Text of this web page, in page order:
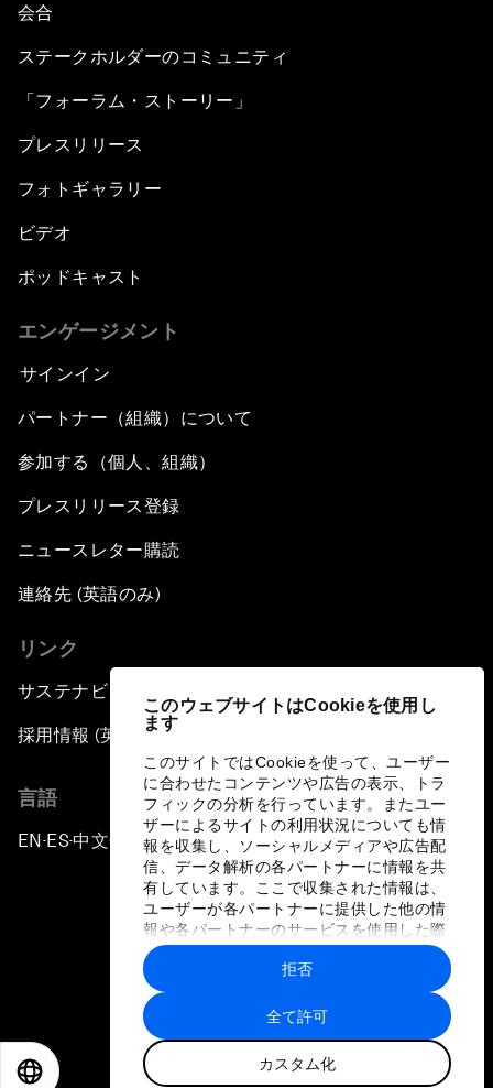
このウェブサイトはCookieを使用し
ます
このサイトではCookieを使って、ユーザー
に合わせたコンテンツや広告の表示、トラ
フィックの分析を行っています。またユー
ザーによるサイトの利用状況についても情
報を収集し、ソーシャルメディアや広告配
信、データ解析の各パートナーに情報を共
有しています。ここで収集された情報は、
ユーザーが各パートナーに提供した他の情
報や各パートナーのサービスを使用した際
に収集された情報と組み合わされ、各パー
トナーによって使用されることがありま
す。
全て許可
カスタム化
拒否
会合
ステークホルダーのコミュニティ
「フォーラム・ストーリー」
プレスリリース
フォトギャラリー
ビデオ
ポッドキャスト
エンゲージメント
サインイン
パートナー（組織）について
参加する（個人、組織）
プレスリリース登録
ニュースレター購読
連絡先 (英語のみ)
リンク
サステナビリティへの取り組み
採用情報 (英語のみ)
言語
EN ▪ES▪中文▪ 日本語
プライバシーポリシーと利用規約
サイトマップ
©
世界経済フォーラム